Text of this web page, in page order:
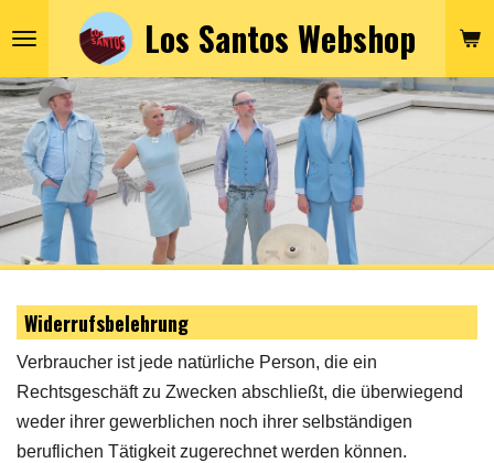
Hauptinhalt
springen
Los Santos Webshop
Widerrufsbelehrung
Verbraucher ist jede natürliche Person, die ein
Rechtsgeschäft zu Zwecken abschließt, die überwiegend
weder ihrer gewerblichen noch ihrer selbständigen
beruflichen Tätigkeit zugerechnet werden können.